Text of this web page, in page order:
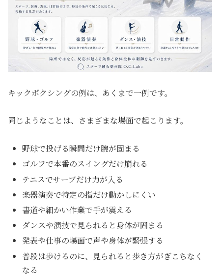
キックボクシングの例は、あくまで一例です。
同じようなことは、さまざまな場面で起こります。
野球で投げる瞬間だけ腕が固まる
ゴルフで本番のスイングだけ崩れる
テニスでサーブだけ力が入る
楽器演奏で特定の指だけ動かしにくい
書道や細かい作業で手が震える
ダンスや演技で見られると身体が固まる
発表や仕事の場面で声や身体が緊張する
普段は歩けるのに、見られると歩き方がぎこちなく
なる